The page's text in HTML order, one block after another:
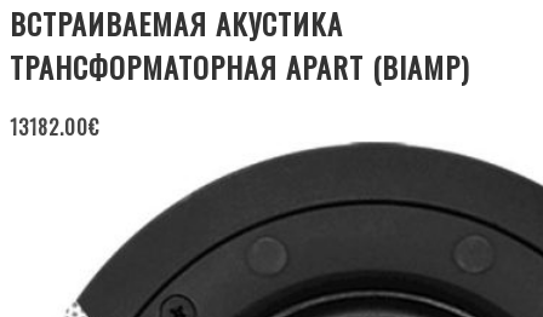
ВСТРАИВАЕМАЯ АКУСТИКА
ТРАНСФОРМАТОРНАЯ APART (BIAMP)
13182.00€